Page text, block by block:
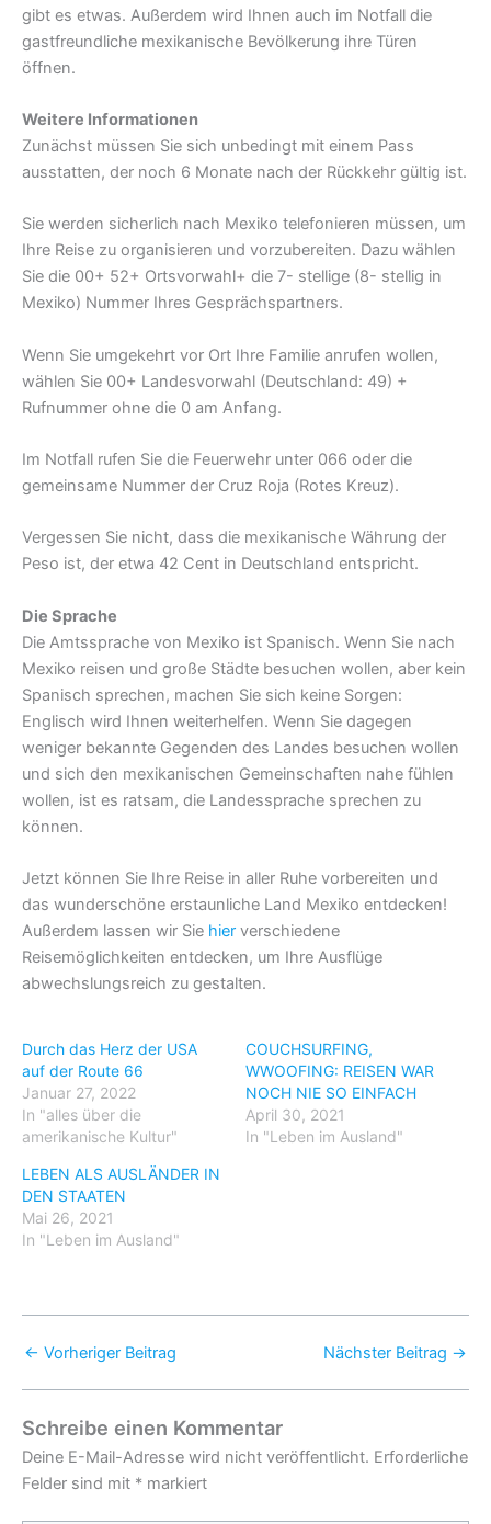
gibt es etwas. Außerdem wird Ihnen auch im Notfall die
gastfreundliche mexikanische Bevölkerung ihre Türen
öffnen.
Weitere Informationen
Zunächst müssen Sie sich unbedingt mit einem Pass
ausstatten, der noch 6 Monate nach der Rückkehr gültig ist.
Sie werden sicherlich nach Mexiko telefonieren müssen, um
Ihre Reise zu organisieren und vorzubereiten. Dazu wählen
Sie die 00+ 52+ Ortsvorwahl+ die 7- stellige (8- stellig in
Mexiko) Nummer Ihres Gesprächspartners.
Wenn Sie umgekehrt vor Ort Ihre Familie anrufen wollen,
wählen Sie 00+ Landesvorwahl (Deutschland: 49) +
Rufnummer ohne die 0 am Anfang.
Im Notfall rufen Sie die Feuerwehr unter 066 oder die
gemeinsame Nummer der Cruz Roja (Rotes Kreuz).
Vergessen Sie nicht, dass die mexikanische Währung der
Peso ist, der etwa 42 Cent in Deutschland entspricht.
Die Sprache
Die Amtssprache von Mexiko ist Spanisch. Wenn Sie nach
Mexiko reisen und große Städte besuchen wollen, aber kein
Spanisch sprechen, machen Sie sich keine Sorgen:
Englisch wird Ihnen weiterhelfen. Wenn Sie dagegen
weniger bekannte Gegenden des Landes besuchen wollen
und sich den mexikanischen Gemeinschaften nahe fühlen
wollen, ist es ratsam, die Landessprache sprechen zu
können.
Jetzt können Sie Ihre Reise in aller Ruhe vorbereiten und
das wunderschöne erstaunliche Land Mexiko entdecken!
Außerdem lassen wir Sie hier verschiedene
Reisemöglichkeiten entdecken, um Ihre Ausflüge
abwechslungsreich zu gestalten.
Durch das Herz der USA
auf der Route 66
Januar 27, 2022
In "alles über die
amerikanische Kultur"
COUCHSURFING,
WWOOFING: REISEN WAR
NOCH NIE SO EINFACH
April 30, 2021
In "Leben im Ausland"
LEBEN ALS AUSLÄNDER IN
DEN STAATEN
Mai 26, 2021
In "Leben im Ausland"
← Vorheriger Beitrag Nächster Beitrag →
Schreibe einen Kommentar
Deine E-Mail-Adresse wird nicht veröffentlicht. Erforderliche
Felder sind mit * markiert